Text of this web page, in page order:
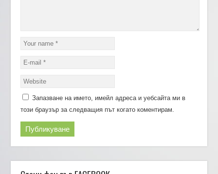
Запазване на името, имейл адреса и уебсайта ми в
този браузър за следващия път когато коментирам.